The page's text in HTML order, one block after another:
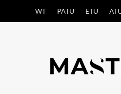
WT PATU ETU